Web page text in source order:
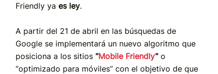
Friendly ya es ley.
A partir del 21 de abril en las búsquedas de
Google se implementará un nuevo algoritmo que
posiciona a los sitios “Mobile Friendly” o
“optimizado para móviles” con el objetivo de que